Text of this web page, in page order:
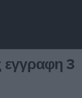
εγγραφη
εγγραφη 3